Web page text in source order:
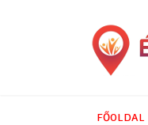
FŐOLDAL